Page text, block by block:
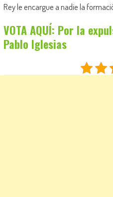
Rey le encargue a nadie la
VOTA AQUÍ: Por la
Pablo Iglesias